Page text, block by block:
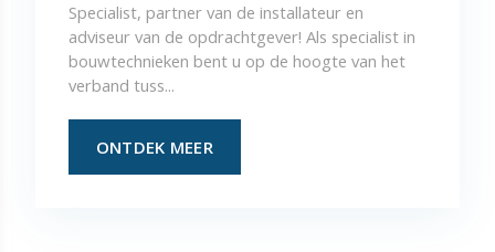
Specialist, partner van de installateur en
adviseur van de opdrachtgever! Als specialist in
bouwtechnieken bent u op de hoogte van het
verband tuss...
ONTDEK MEER